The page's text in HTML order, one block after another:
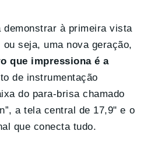
demonstrar à primeira vista
seja, uma nova geração,
que impressiona é a
de instrumentação
do para-brisa chamado
a tela central de 17,9" e o
que conecta tudo.